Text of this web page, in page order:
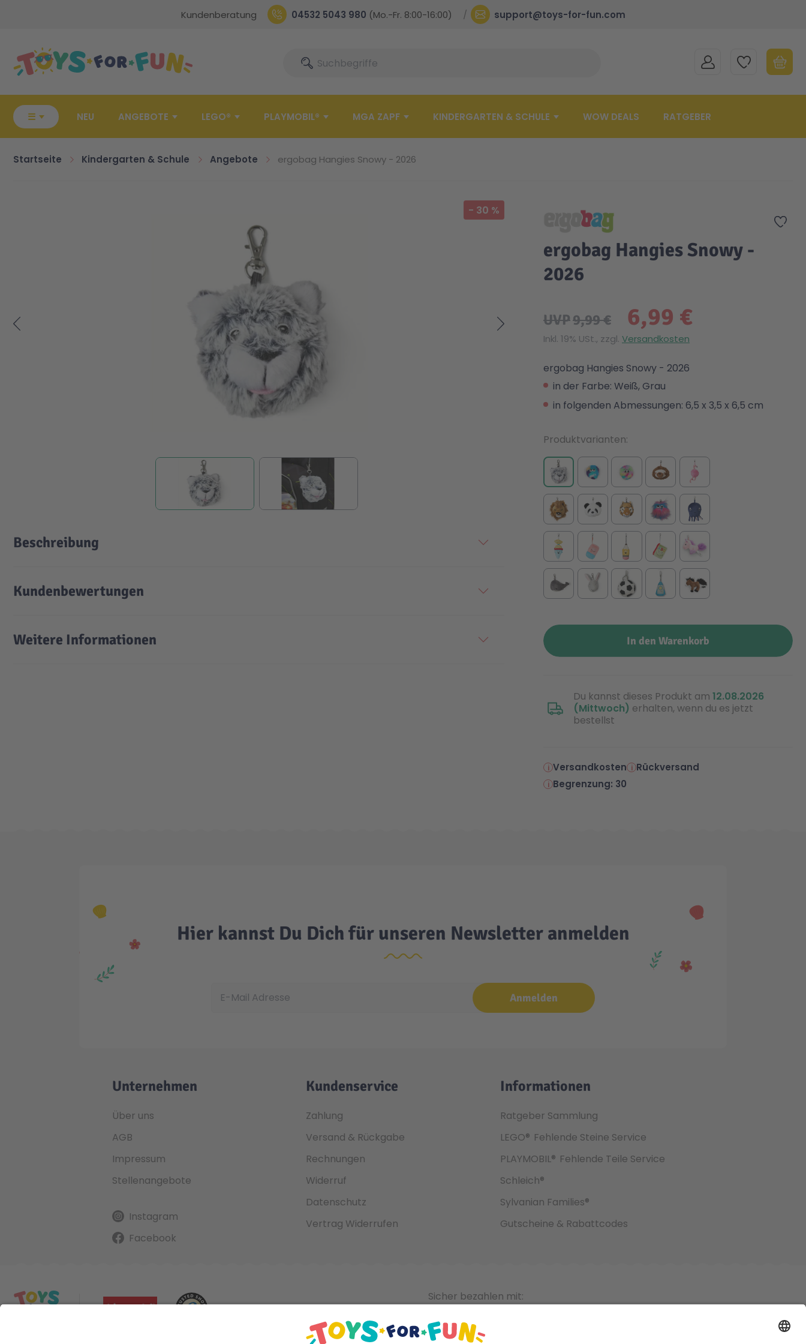
Kundenberatung 04532 5043 980 (Mo.-Fr. 8:00-16:00) support@toys-for-fun.com
SucheSuche MEIN KONTOMEINE WUNSCHLISTE
☰ NEU ANGEBOTE LEGO® PLAYMOBIL® MGA ZAPF KINDERGARTEN & SCHULE WOW DEALS RATGEBER
Startseite Kindergarten & Schule Angebote ergobag Hangies Snowy - 2026
- 30 %
Zur
ergobag Hangies Snowy -
2026
6,99 €
UVP9,99 €
Inkl. 19% USt., zzgl. Versandkosten
ergobag Hangies Snowy - 2026
in der Farbe: Weiß, Grau
in folgenden Abmessungen: 6,5 x 3,5 x 6,5 cm
In den Warenkorb
Du kannst dieses Produkt am 12.08.2026
(Mittwoch) erhalten, wenn du es jetzt
bestellst
Produktvarianten
Versandkosten
Rückversand
Begrenzung: 30
Beschreibung
Kundenbewertungen
Weitere Informationen
Hier kannst Du Dich für unseren Newsletter anmelden
Anmelden
Unternehmen
Über uns
AGB
Impressum
Stellenangebote
Instagram
Facebook
Kundenservice
Zahlung
Versand & Rückgabe
Rechnungen
Widerruf
Datenschutz
Vertrag Widerrufen
Informationen
Ratgeber Sammlung
LEGO® Fehlende Steine Service
PLAYMOBIL® Fehlende Teile Service
Schleich®
Sylvanian Families®
Gutscheine & Rabattcodes
Sicher bezahlen mit: